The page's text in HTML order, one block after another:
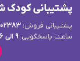
پشتیبانی
پشتیبانی فروش:
ساعت پاسخگویی: 9 الی 16